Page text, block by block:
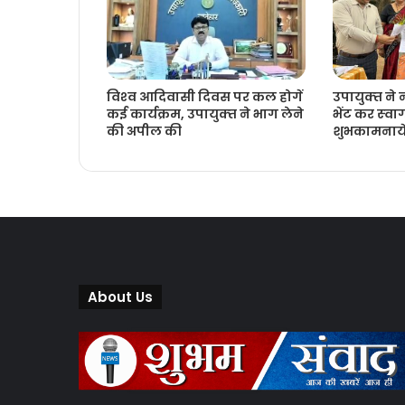
विश्‍व आदिवासी दिवस पर कल होगें
कई कार्यक्रम, उपायुक्‍त ने भाग लेने
की अपील की
उपायुक्‍त ने
भेंट कर
शुभकामनायें
About Us